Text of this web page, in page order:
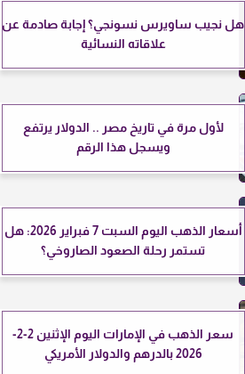
هل نجيب ساويرس نسونجي؟ إجابة صادمة عن
علاقاته النسائية
لأول مرة في تاريخ مصر .. الدولار يرتفع
ويسجل هذا الرقم
أسعار الذهب اليوم السبت 7 فبراير 2026: هل
تستمر رحلة الصعود الصاروخي؟
سعر الذهب في الإمارات اليوم الإثنين 2-2-
2026 بالدرهم والدولار الأمريكي